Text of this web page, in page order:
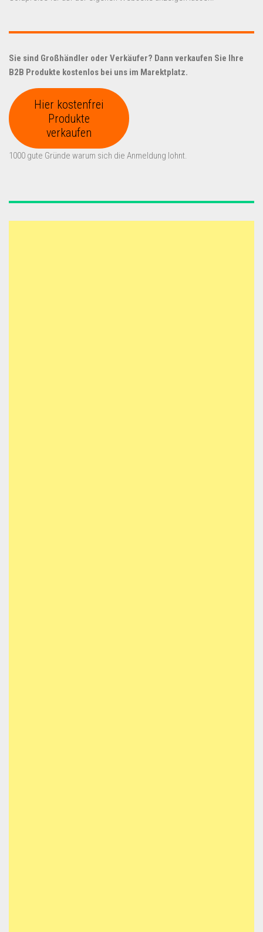
Sie sind Großhändler oder Verkäufer? Dann verkaufen Sie Ihre
B2B Produkte kostenlos bei uns im Marektplatz.
Hier kostenfrei
Produkte
verkaufen
1000 gute Gründe warum sich die Anmeldung lohnt.